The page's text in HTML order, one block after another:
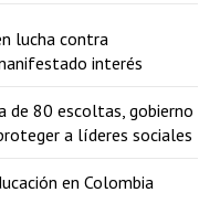
lucha contra
interés
80 escoltas, gobierno
a líderes sociales
en Colombia